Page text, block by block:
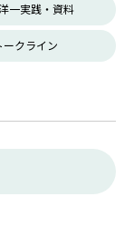
一実践・資料
ークライン